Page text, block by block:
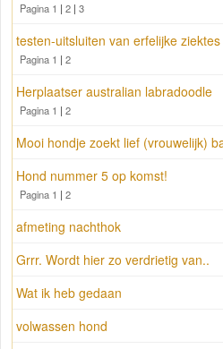
Pagina 1 | 2 | 3
testen-uitsluiten van erfelijke ziektes
Pagina 1 | 2
Herplaatser australian labradoodle
Pagina 1 | 2
Mooi hondje zoekt lief (vrouwelijk)
Hond nummer 5 op komst!
Pagina 1 | 2
afmeting nachthok
Grrr. Wordt hier zo verdrietig van..
Wat ik heb gedaan
volwassen hond